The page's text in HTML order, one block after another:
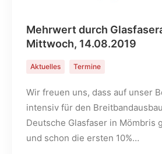
Mehrwert durch
Mittwoch, 14.08.2019
Aktuelles Termine
Wir freuen uns, dass auf unser
intensiv für den
Deutsche Glasfaser in Mömbris
und schon die ersten 10%…